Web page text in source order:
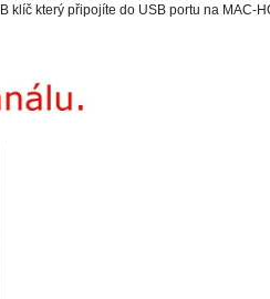
který připojíte do USB portu na MAC-